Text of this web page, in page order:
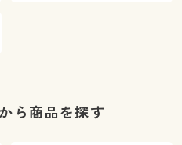
ら商品を探す